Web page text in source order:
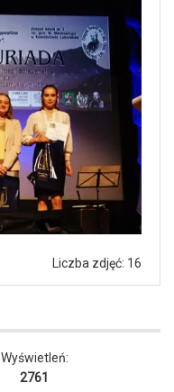
Liczba zdjęć: 16
Wyświetleń:
2761